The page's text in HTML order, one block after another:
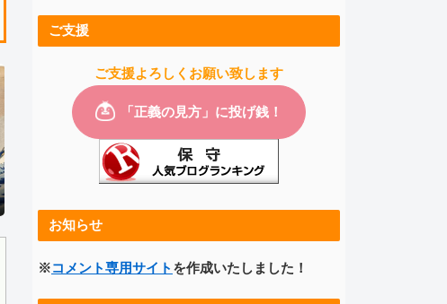
ご支援
ご支援よろしくお願い致します
お知らせ
※コメント専用サイト を作成いたしました！